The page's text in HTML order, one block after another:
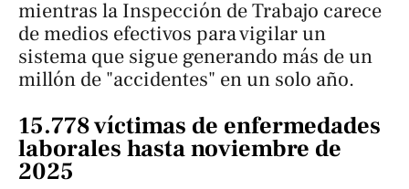
mientras la Inspección de Trabajo carece
de medios efectivos para vigilar un
sistema que sigue generando más de un
millón de "accidentes" en un solo año.
15.778 víctimas de enfermedades
laborales hasta noviembre de
2025